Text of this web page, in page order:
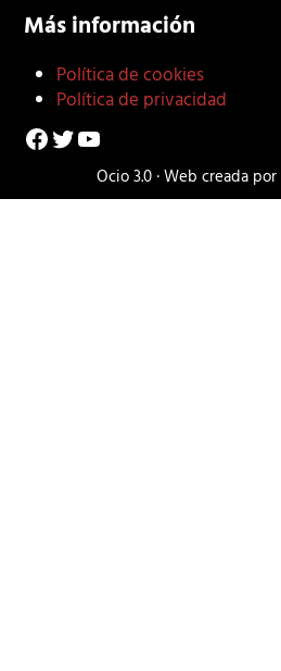
Más información
Política de cookies
Política de privacidad
Facebook
Twitter
YouTube
Ocio 3.0 · Web creada por